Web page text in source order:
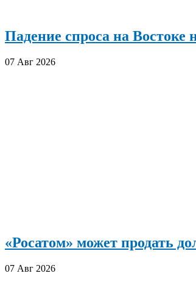
Падение спроса на Востоке
07 Авг 2026
«Росатом» может продать
07 Авг 2026